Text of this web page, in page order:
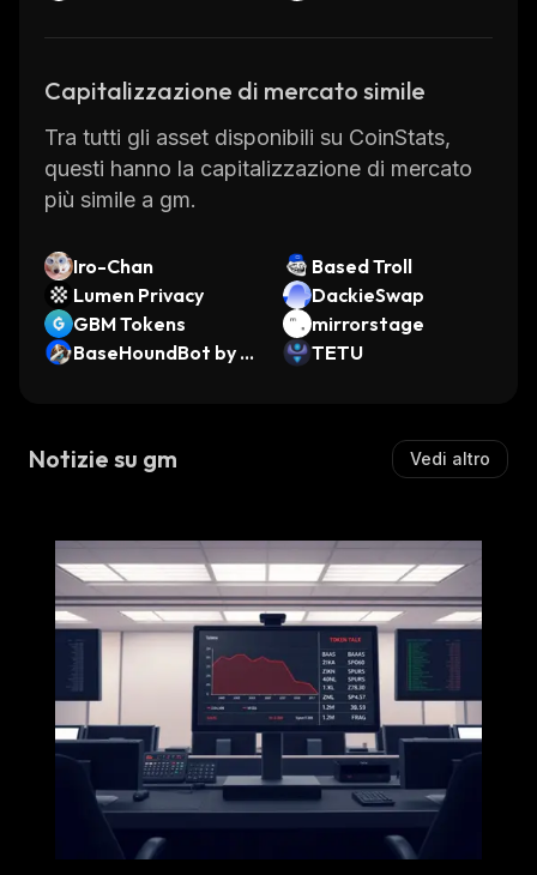
Capitalizzazione di mercato simile
Tra tutti gli asset disponibili su CoinStats,
questi hanno la capitalizzazione di mercato
più simile a gm.
Iro-Chan
Based Troll
Lumen Privacy
DackieSwap
GBM Tokens
mirrorstage
BaseHoundBot by V
TETU
Notizie su gm Vedi altro